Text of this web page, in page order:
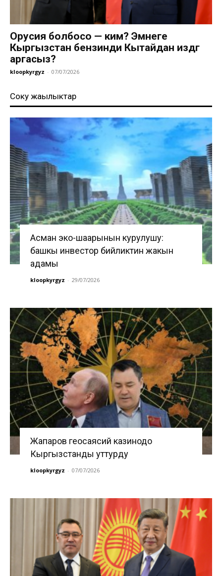
Орусия болбосо — ким? Эмнеге
Кыргызстан бензинди Кытайдан издөөгө
аргасыз?
kloopkyrgyz - 07/07/2026
Соңку жаңылыктар
Асман эко-шаарынын курулушу:
башкы инвестор бийликтин жакын
адамы
kloopkyrgyz - 29/07/2026
Жапаров геосаясий казинодо
Кыргызстанды уттурду
kloopkyrgyz - 07/07/2026